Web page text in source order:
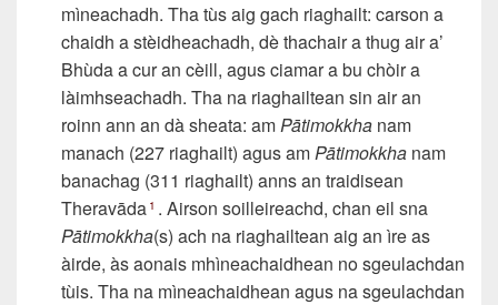
mìneachadh. Tha tùs aig gach riaghailt: carson a
chaidh a stèidheachadh, dè thachair a thug air a’
Bhùda a cur an cèill, agus ciamar a bu chòir a
làimhseachadh. Tha na riaghailtean sin air an
roinn ann an dà sheata: amPātimokkha nam
manach (227 riaghailt) agus amPātimokkha nam
banachag (311 riaghailt) anns an traidisean
Theravāda 1 . Airson soilleireachd, chan eil sna
Pātimokkha(s) ach na riaghailtean aig an ìre as
àirde, às aonais mhìneachaidhean no sgeulachdan
tùis. Tha na mìneachaidhean agus na sgeulachdan